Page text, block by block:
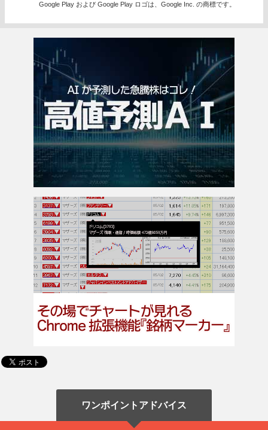
Google Play および Google Play ロゴは、Google Inc. の商標です。
ワンポイントアドバイス